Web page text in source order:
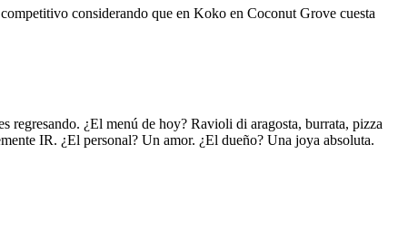
considerando que en Koko en Coconut Grove cuesta
regresando. ¿El menú de hoy? Ravioli di aragosta, burrata, pizza
IR. ¿El personal? Un amor. ¿El dueño? Una joya absoluta.